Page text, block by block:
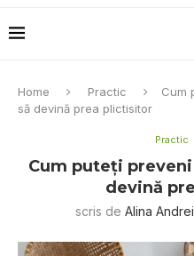
Home Practic
Cum
să devină prea plictisitor
Practic
Cum puteți
devină
scris de Alina Andrei